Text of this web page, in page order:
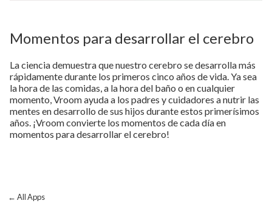
Momentos para desarrollar el cerebro
La ciencia demuestra que nuestro cerebro se desarrolla más
rápidamente durante los primeros cinco años de vida. Ya sea
la hora de las comidas, a la hora del baño o en cualquier
momento, Vroom ayuda a los padres y cuidadores a nutrir las
mentes en desarrollo de sus hijos durante estos primerísimos
años. ¡Vroom convierte los momentos de cada día en
momentos para desarrollar el cerebro!
← All Apps